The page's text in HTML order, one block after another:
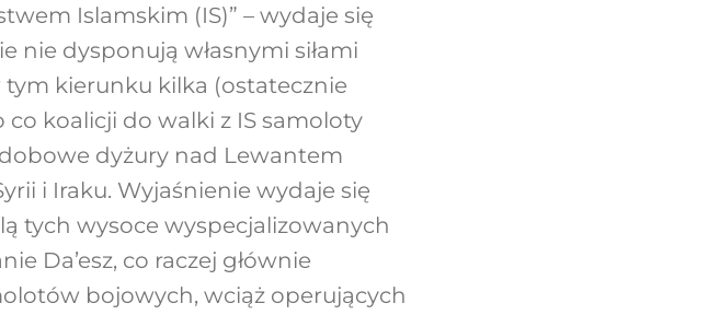
Islamskim (IS)” – wydaje się
nie dysponują własnymi siłami
tym kierunku kilka (ostatecznie
koalicji do walki z IS samoloty
dyżury nad Lewantem
i Iraku. Wyjaśnienie wydaje się
tych wysoce wyspecjalizowanych
Da’esz, co raczej głównie
bojowych, wciąż operujących